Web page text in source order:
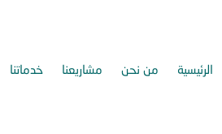
الرئيسية من نحن مشاريعنا خدماتنا